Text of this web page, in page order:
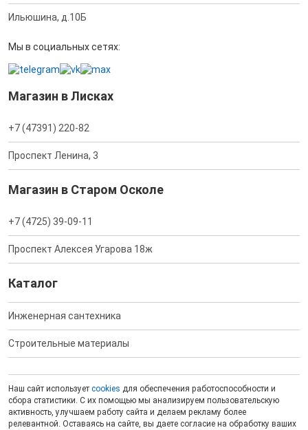
Ильюшина, д.10Б
Мы в социальных сетях:
Магазин в Лисках
+7 (47391) 220-82
Проспект Ленина, 3
Магазин в Старом Осколе
+7 (4725) 39-09-11
Проспект Алексея Угарова 18ж
Каталог
Инженерная сантехника
Строительные материалы
Наш сайт использует cookies для обеспечения работоспособности и
сбора статистики. С их помощью мы анализируем пользовательскую
активность, улучшаем работу сайта и делаем рекламу более
релевантной. Оставаясь на сайте, вы даете согласие на обработку ваших